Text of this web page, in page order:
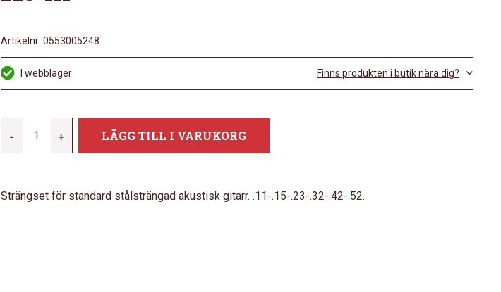
Artikelnr: 0553005248
I webblager Finns produkten i butik nära dig?
-
60CL
.11-.52
+ LÄGG TILL I VARUKORG
Strängset för standard stålsträngad akustisk gitarr. .11-.15-.23-.32-.42-.52.